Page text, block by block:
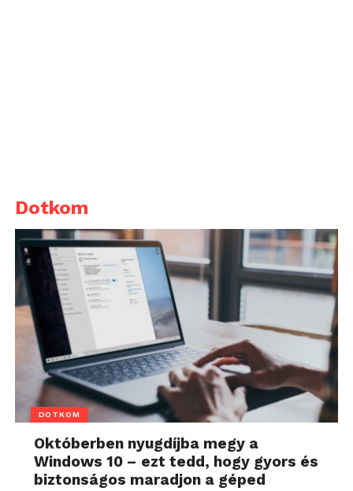
Dotkom
DOTKOM
Októberben nyugdíjba megy a
Windows 10 – ezt tedd, hogy gyors és
biztonságos maradjon a géped